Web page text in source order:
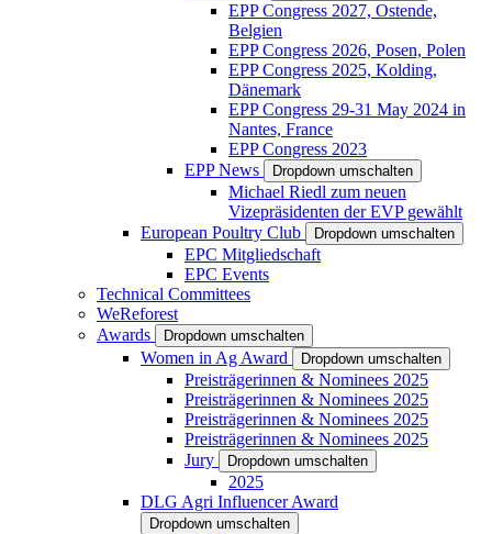
EPP Congress 2027, Ostende,
Belgien
EPP Congress 2026, Posen, Polen
EPP Congress 2025, Kolding,
Dänemark
EPP Congress 29-31 May 2024 in
Nantes, France
EPP Congress 2023
EPP News
Dropdown umschalten
Michael Riedl zum neuen
Vizepräsidenten der EVP gewählt
European Poultry Club
Dropdown umschalten
EPC Mitgliedschaft
EPC Events
Technical Committees
WeReforest
Awards
Dropdown umschalten
Women in Ag Award Dropdown umschalten
Preisträgerinnen & Nominees 2025
Preisträgerinnen & Nominees 2025
Preisträgerinnen & Nominees 2025
Preisträgerinnen & Nominees 2025
Jury
Dropdown umschalten
2025
DLG Agri Influencer Award
Dropdown umschalten